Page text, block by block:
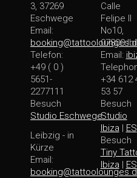
3, 37269
Eschwege
Email:
Telefon:
+49 ( 0 )
5651-
2277111
Besuch
Studio Eschwege
Leibzig - in
Kürze
Email:
Calle
Felipe II
No10,
07800
Email:
+34 612
53 57
Besuch
Studio
Ibiza | ES
Besuch
Tiny
Ibiza | ES